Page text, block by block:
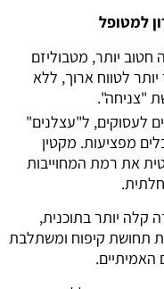
למטופל
חטוב יותר, מטבוליזם
לטווח ארוך, ללא
"צניחה".
לעסוקים, ל"עצלנים"
מפציעות. מקטין
את רמת המחוייבות
קלה יותר בתוכנית,
תחושת קיפוח ומשתלבת
האמיתיים.